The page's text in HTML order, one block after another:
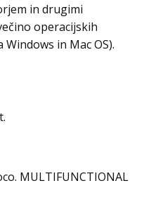
in drugimi
operacijskih
in Mac OS).
MULTIFUNCTIONAL